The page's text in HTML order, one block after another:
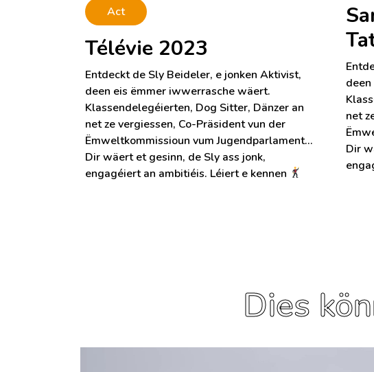
Act
Télévie 2023
Entdeckt de Sly Beideler, e jonken Aktivist,
deen eis ëmmer iwwerrasche wäert.
Klassendelegéierten, Dog Sitter, Dänzer an
net ze vergiessen, Co-Präsident vun der
Ëmweltkommissioun vum Jugendparlament…
Dir wäert et gesinn, de Sly ass jonk,
engagéiert an ambitiéis. Léiert e kennen
net
Dir
Dies